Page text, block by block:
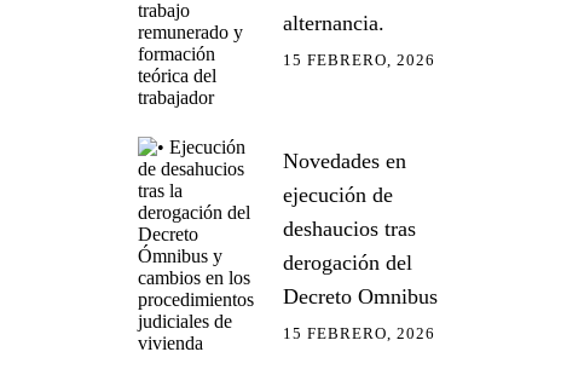
alternancia.
15 FEBRERO, 2026
Novedades en
ejecución de
deshaucios tras
derogación del
Decreto Omnibus
15 FEBRERO, 2026